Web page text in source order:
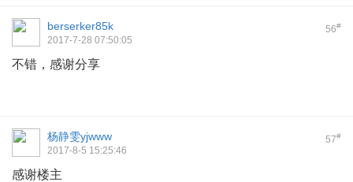
56#
berserker85k
2017-7-28 07:50:05
不错，感谢分享
57#
杨静雯yjwww
2017-8-5 15:25:46
感谢楼主